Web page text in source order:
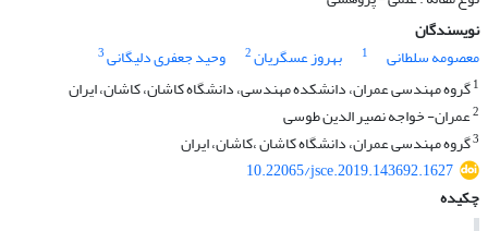
نویسندگان
معصومه سلطانی
1 بهروز عسگریان2 وحید جعفری دلیگانی3
1گروه مهندسی عمران، دانشکده مهندسی، دانشگاه کاشان، کاشان، ایران
2عمران- خواجه نصیر الدین طوسی
3گروه مهندسی عمران، دانشگاه کاشان ،کاشان، ایران
10.22065/jsce.2019.143692.1627
چکیده